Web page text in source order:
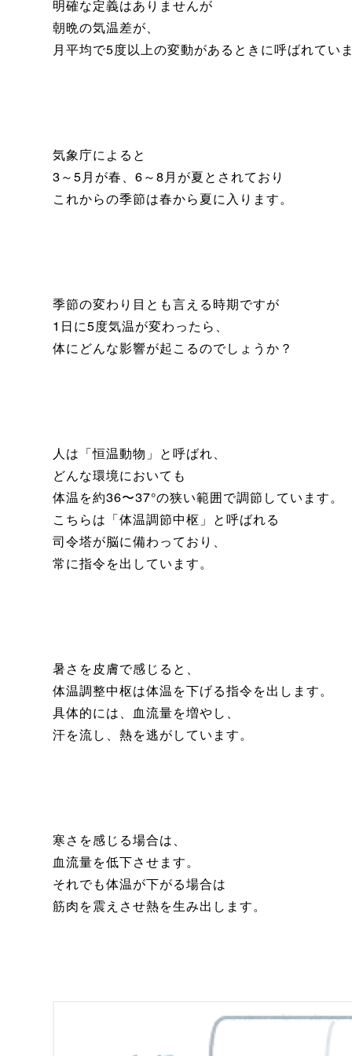
明確な定義はありませんが
朝晩の気温差が、
月平均で5度以上の変動があるときに呼ばれてい
気象庁によると
3～5月が春、6～8月が夏とされており
これからの季節は春から夏に入ります。
季節の変わり目とも言える時期ですが
1日に5度気温が変わったら、
体にどんな影響が起こるのでしょうか？
人は「恒温動物」と呼ばれ、
どんな環境においても
体温を約36〜37°の狭い範囲で調節しています。
こちらは「体温調節中枢」と呼ばれる
司令塔が脳に備わっており、
常に指令を出しています。
暑さを皮膚で感じると、
体温調整中枢は体温を下げる指令を出します。
具体的には、血流量を増やし、
汗を流し、熱を逃がしています。
寒さを感じる場合は、
血流量を低下させます。
それでも体温が下がる場合は
筋肉を震えさせ熱を生み出します。